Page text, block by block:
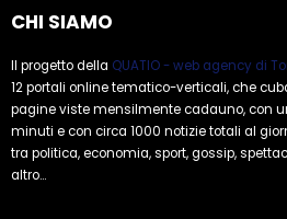
CHI SIAMO
Il progetto della QUATIO - web agency di
12 portali online tematico-verticali, che
pagine viste mensilmente cadauno, con
minuti e con circa 1000 notizie totali al
tra politica, economia, sport, gossip,
altro...